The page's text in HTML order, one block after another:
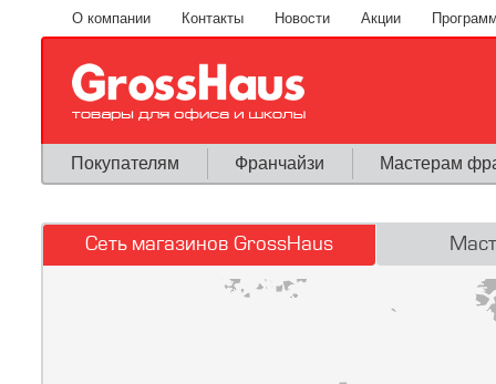
Перейти к основному содержанию
О компании Контакты Новости Акции
Покупателям Франчайзи Мастерам
Сеть магазинов GrossHaus